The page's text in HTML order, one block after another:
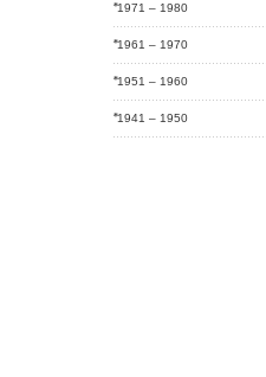
1971 – 1980
1961 – 1970
1951 – 1960
1941 – 1950